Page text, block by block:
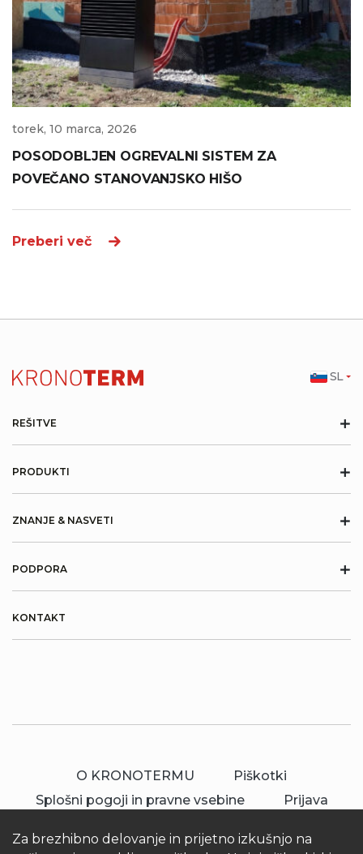
torek, 10 marca, 2026
POSODOBLJEN OGREVALNI SISTEM ZA
POVEČANO STANOVANJSKO HIŠO
Preberi več
Za brezhibno delovanje in prijetno izkušnjo na
REŠITVE +
PRODUKTI +
ZNANJE & NASVETI +
PODPORA +
KONTAKT
O KRONOTERMU
Piškotki
Splošni pogoji in pravne vsebine
Prijava
SL